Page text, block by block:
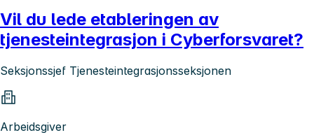
Vil du lede etableringen av
tjenesteintegrasjon i Cyberforsvaret?
Seksjonssjef Tjenesteintegrasjonsseksjonen
Arbeidsgiver